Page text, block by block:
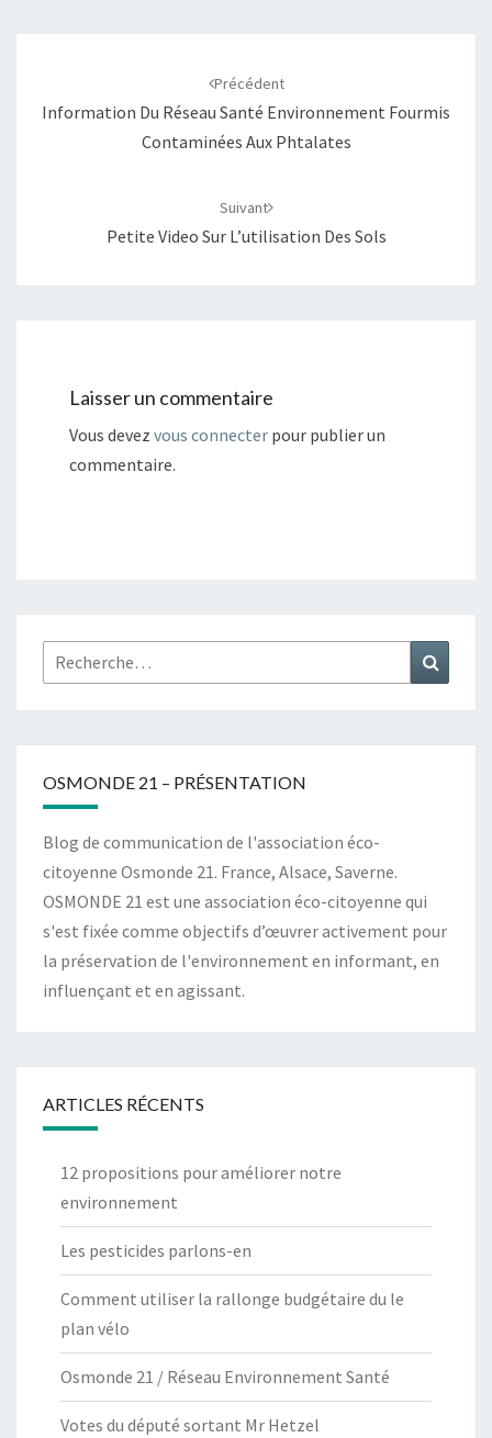
Précédent
Information Du Réseau Santé Environnement Fourmis
Contaminées Aux Phtalates
Suivant
Petite Video Sur L’utilisation Des Sols
Laisser un commentaire
Vous devez vous connecter pour publier un
commentaire.
Rechercher :
OSMONDE 21 – PRÉSENTATION
Blog de communication de l'association éco-
citoyenne Osmonde 21. France, Alsace, Saverne.
OSMONDE 21 est une association éco-citoyenne qui
s'est fixée comme objectifs d’œuvrer activement pour
la préservation de l'environnement en informant, en
influençant et en agissant.
ARTICLES RÉCENTS
12 propositions pour améliorer notre
environnement
Les pesticides parlons-en
Comment utiliser la rallonge budgétaire du le
plan vélo
Osmonde 21 / Réseau Environnement Santé
Votes du député sortant Mr Hetzel